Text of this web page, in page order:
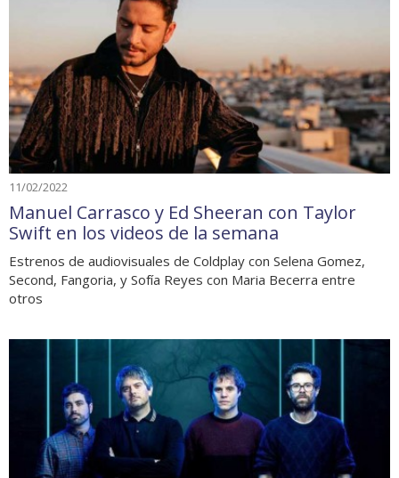
11/02/2022
Manuel Carrasco y Ed Sheeran con Taylor
Swift en los videos de la semana
Estrenos de audiovisuales de Coldplay con Selena Gomez,
Second, Fangoria, y Sofía Reyes con Maria Becerra entre
otros